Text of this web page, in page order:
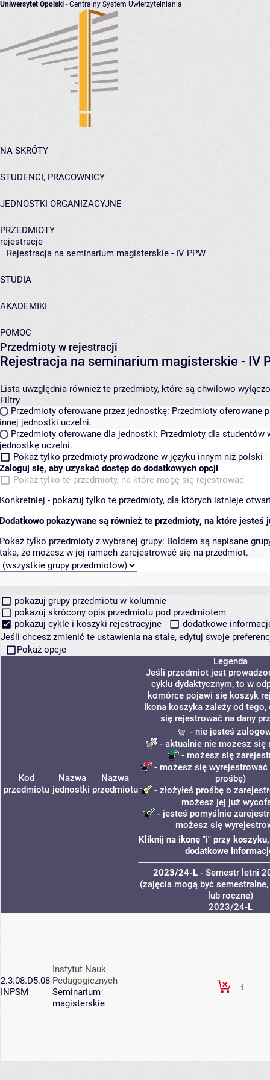
Uniwersytet Opolski - Centralny System Uwierzytelniania
NA SKRÓTY
STUDENCI, PRACOWNICY
JEDNOSTKI ORGANIZACYJNE
PRZEDMIOTY
rejestracje
Rejestracja na seminarium magisterskie - IV PPW
STUDIA
AKADEMIKI
POMOC
Przedmioty w rejestracji
Rejestracja na seminarium magisterskie - IV
Lista uwzględnia również te przedmioty, które są chwilowo
Filtry
Przedmioty oferowane przez jednostkę: Przedmioty oferowane
innej jednostki uczelni.
Przedmioty oferowane dla jednostki: Przedmioty dla studentów
jednostkę uczelni.
Pokaż tylko przedmioty prowadzone w języku innym niż polski
Zaloguj się, aby uzyskać dostęp do dodatkowych opcji
Pokaż tylko te przedmioty, na które mogę się rejestrować
Konkretniej - pokazuj tylko te przedmioty, dla których istnieje
Dodatkowo pokazywane są również te przedmioty, na które jesteś
Pokaż tylko przedmioty z wybranej grupy: Boldem są napisane
taka, że możesz w jej ramach zarejestrować się na przedmiot.
pokazuj grupy przedmiotu w kolumnie
pokazuj skrócony opis przedmiotu pod przedmiotem
pokazuj cykle i koszyki rejestracyjne
dodatkowe
Jeśli chcesz zmienić te ustawienia na stałe, edytuj swoje
Pokaż opcje
Kod
przedmiotu
Nazwa
jednostki
Nazwa
przedmiotu
Legenda
Jeśli przedmiot jest
cyklu dydaktycznym, to w
komórce pojawi się koszyk
Ikona koszyka zależy od tego,
się rejestrować na dany
- nie jesteś
- aktualnie nie możesz się
- możesz się
- możesz się wyrejestrować
prośbę)
- złożyłeś prośbę o
możesz jej już
- jesteś pomyślnie
możesz się
Kliknij na ikonę "i" przy
dodatkowe
2023/24-L- Semestr letni
(zajęcia mogą być
lub roczne)
2023/24-L
2.3.08.D5.08-
INPSM
Instytut Nauk
Pedagogicznych
Seminarium
magisterskie